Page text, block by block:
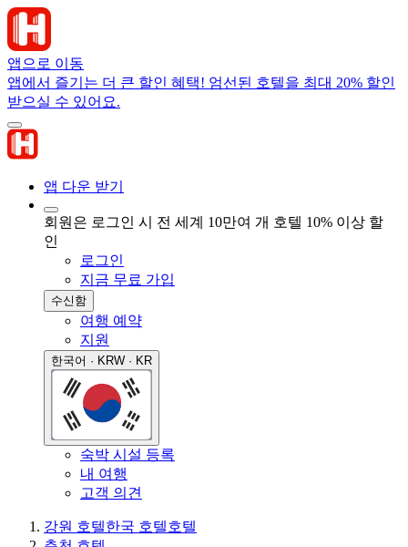
앱으로 이동
앱에서 즐기는 더 큰 할인 혜택! 엄선된 호텔을 최대 20% 할인
받으실 수 있어요.
앱 다운 받기
회원은 로그인 시 전 세계 10만여 개 호텔 10% 이상 할
인
로그인
지금 무료 가입
수신함
여행 예약
지원
한국어 · KRW · KR
숙박 시설 등록
내 여행
고객 의견
강원 호텔한국 호텔호텔